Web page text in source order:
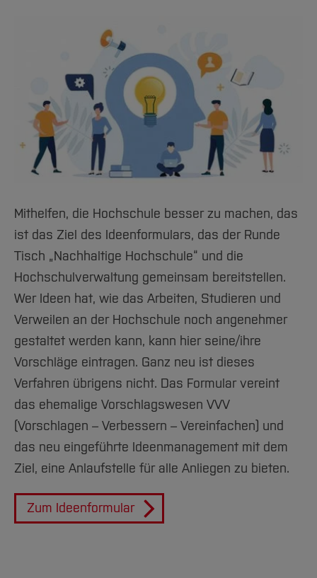
Mithelfen, die Hochschule besser zu machen, das
ist das Ziel des Ideenformulars, das der Runde
Tisch „Nachhaltige Hochschule“ und die
Hochschulverwaltung gemeinsam bereitstellen.
Wer Ideen hat, wie das Arbeiten, Studieren und
Verweilen an der Hochschule noch angenehmer
gestaltet werden kann, kann hier seine/ihre
Vorschläge eintragen. Ganz neu ist dieses
Verfahren übrigens nicht. Das Formular vereint
das ehemalige Vorschlagswesen VVV
(Vorschlagen – Verbessern – Vereinfachen) und
das neu eingeführte Ideenmanagement mit dem
Ziel, eine Anlaufstelle für alle Anliegen zu bieten.
Zum Ideenformular